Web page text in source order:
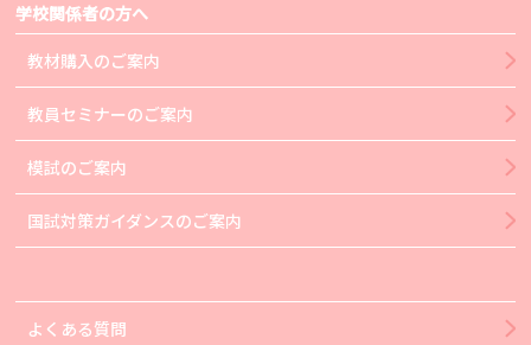
学校関係者の方へ
教材購入のご案内
教員セミナーのご案内
模試のご案内
国試対策ガイダンスのご案内
よくある質問